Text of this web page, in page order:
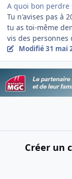
A quoi bon perdre
Tu n'avises pas à
tu as toi-même
vis des
Modifié31 mai
Créer un